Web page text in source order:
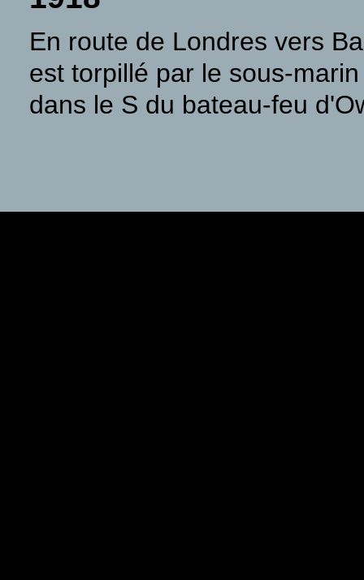
En route de Londres vers
est torpillé par le sous-marin
dans le S du bateau-feu